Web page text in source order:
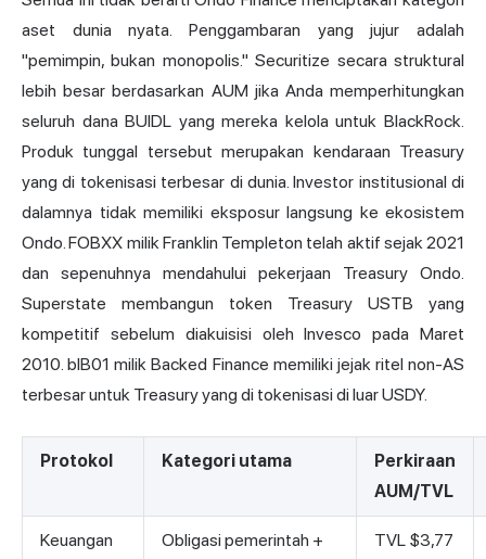
aset dunia nyata. Penggambaran yang jujur adalah
"pemimpin, bukan monopolis." Securitize secara struktural
lebih besar berdasarkan AUM jika Anda memperhitungkan
seluruh dana BUIDL yang mereka kelola untuk BlackRock.
Produk tunggal tersebut merupakan kendaraan Treasury
yang di tokenisasi terbesar di dunia. Investor institusional di
dalamnya tidak memiliki eksposur langsung ke ekosistem
Ondo. FOBXX milik Franklin Templeton telah aktif sejak 2021
dan sepenuhnya mendahului pekerjaan Treasury Ondo.
Superstate membangun token Treasury USTB yang
kompetitif sebelum diakuisisi oleh Invesco pada Maret
2010. bIB01 milik Backed Finance memiliki jejak ritel non-AS
terbesar untuk Treasury yang di tokenisasi di luar USDY.
Protokol Kategori utama
Perkiraan
AUM/TVL
Keuangan
Obligasi pemerintah +
TVL $3,77